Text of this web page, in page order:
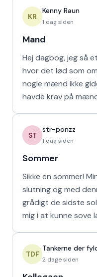
KR
Kenny Raun
1 dag siden
Mand
Hej dagbog, jeg så
hvor det lød som
nogle mænd ikke
havde krav på mænds tid. Hver gang
ST
str-ponzz
1 dag siden
Sommer
Sikke en sommer!
slutning og med
grådigt de sidste
mig i at kunne sove
TDF
Tankerne der
2 dage siden